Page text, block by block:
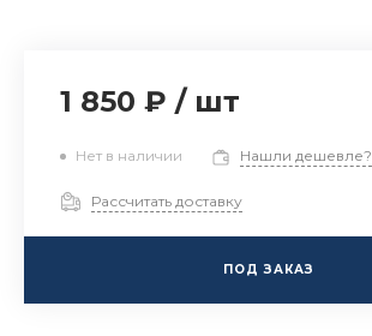
1 850 ₽ / шт
Нет в наличии Нашли дешевле?
Рассчитать доставку
ПОД ЗАКАЗ